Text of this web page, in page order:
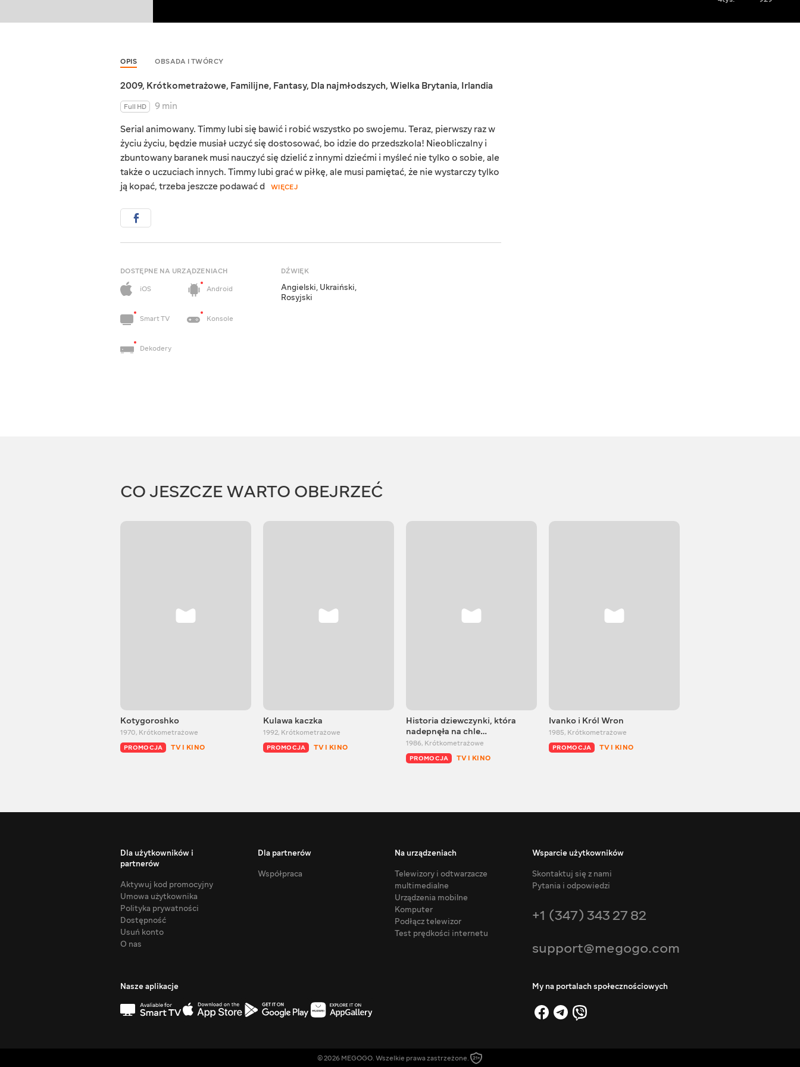
OPIS OBSADA I TWÓRCY
2009, Krótkometrażowe, Familijne, Fantasy, Dla najmłodszych, Wielka Brytania, Irlandia
Full HD
9 min
Serial animowany. Timmy lubi się bawić i robić wszystko po swojemu. Teraz, pierwszy raz w
życiu życiu, będzie musiał uczyć się dostosować, bo idzie do przedszkola! Nieobliczalny i
zbuntowany baranek musi nauczyć się dzielić z innymi dziećmi i myśleć nie tylko o sobie, ale
także o uczuciach innych. Timmy lubi grać w piłkę, ale musi pamiętać, że nie wystarczy tylko
ją kopać, trzeba jeszcze podawać d
WIĘCEJ
DOSTĘPNE NA URZĄDZENIACH
iOS
Android
Smart TV Konsole
Dekodery
DŹWIĘK
Angielski, Ukraiński,
Rosyjski
CO JESZCZE WARTO OBEJRZEĆ
Kotygoroshko
1970, Krótkometrażowe
PROMOCJA TV I KINO
Kulawa kaczka
1992, Krótkometrażowe
PROMOCJA TV I KINO
Historia dziewczynki, która
nadepnęła na chle…
1986, Krótkometrażowe
PROMOCJA TV I KINO
Ivanko i Król Wron
1985, Krótkometrażowe
PROMOCJA TV I KINO
Dla użytkowników i
partnerów
Aktywuj kod promocyjny
Umowa użytkownika
Polityka prywatności
Dostępność
Usuń konto
O nas
Dla partnerów
Współpraca
Na urządzeniach
Telewizory i odtwarzacze
multimedialne
Urządzenia mobilne
Komputer
Podłącz telewizor
Test prędkości internetu
Wsparcie użytkowników
Skontaktuj się z nami
Pytania i odpowiedzi
+1 (347) 343 27 82
support@megogo.com
Nasze aplikacje My na portalach społecznościowych
© 2026 MEGOGO. Wszelkie prawa zastrzeżone.